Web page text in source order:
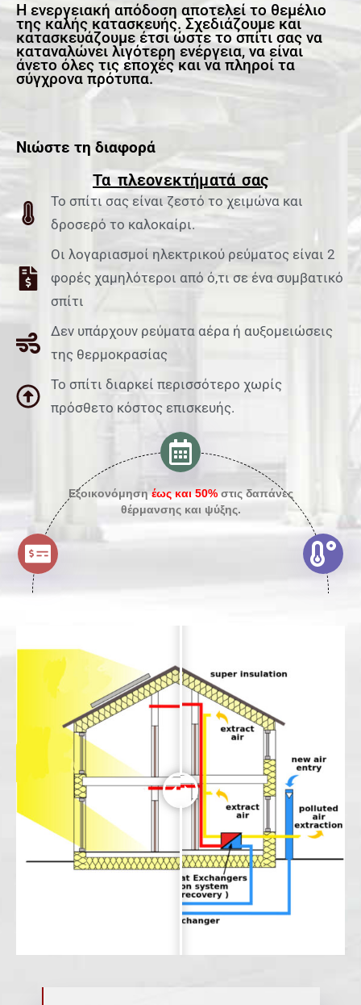
Η ενεργειακή απόδοση αποτελεί το θεμέλιο
της καλής κατασκευής. Σχεδιάζουμε και
κατασκευάζουμε έτσι ώστε το σπίτι σας να
καταναλώνει λιγότερη ενέργεια, να είναι
άνετο όλες τις εποχές και να πληροί τα
σύγχρονα πρότυπα.
Νιώστε τη διαφορά
Τα πλεονεκτήματά σας
Το σπίτι σας είναι ζεστό το χειμώνα και
δροσερό το καλοκαίρι.
Οι λογαριασμοί ηλεκτρικού ρεύματος είναι 2
φορές χαμηλότεροι από ό,τι σε ένα συμβατικό
σπίτι
Δεν υπάρχουν ρεύματα αέρα ή αυξομειώσεις
της θερμοκρασίας
Το σπίτι διαρκεί περισσότερο χωρίς
πρόσθετο κόστος επισκευής.
Εξοικονόμησηέως και 50%στις δαπάνες
θέρμανσης και ψύξης.